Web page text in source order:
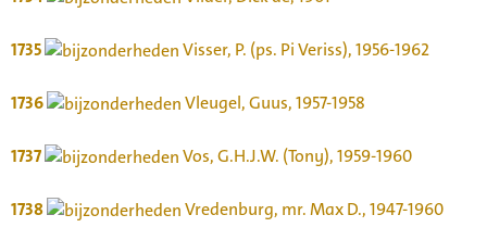
1735 Visser, P. (ps. Pi Veriss), 1956-1962
1736 Vleugel, Guus, 1957-1958
1737 Vos, G.H.J.W. (Tony), 1959-1960
1738 Vredenburg, mr. Max D., 1947-1960